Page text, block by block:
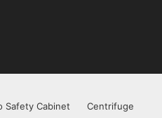
Safety Cabinet Centrifuge